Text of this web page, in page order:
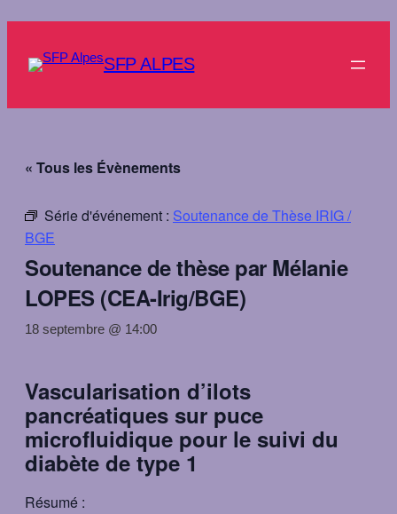
SFP ALPES
« Tous les Évènements
Série d'événement : Soutenance de Thèse IRIG /
BGE
Soutenance de thèse par Mélanie
LOPES (CEA-Irig/BGE)
18 septembre @ 14:00
Vascularisation d’ilots
pancréatiques sur puce
microfluidique pour le suivi du
diabète de type 1
Résumé :